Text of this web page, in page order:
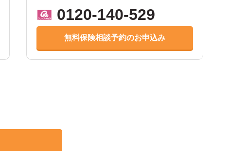
0120-140-529
無料保険相談予約のお申込み